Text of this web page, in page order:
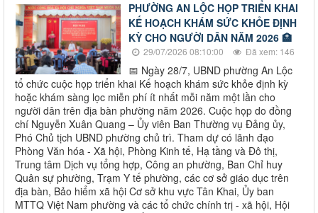
PHƯỜNG AN LỘC HỌP TRIỂN KHAI
KẾ HOẠCH KHÁM SỨC KHỎE ĐỊNH
KỲ CHO NGƯỜI DÂN NĂM 2026 🏥
29/07/2026 08:10:00 Đã xem: 146
📅 Ngày 28/7, UBND phường An Lộc
tổ chức cuộc họp triển khai Kế hoạch khám sức khỏe định kỳ
hoặc khám sàng lọc miễn phí ít nhất mỗi năm một lần cho
người dân trên địa bàn phường năm 2026. Cuộc họp do đồng
chí Nguyễn Xuân Quang – Ủy viên Ban Thường vụ Đảng ủy,
Phó Chủ tịch UBND phường chủ trì. Tham dự có lãnh đạo
Phòng Văn hóa - Xã hội, Phòng Kinh tế, Hạ tầng và Đô thị,
Trung tâm Dịch vụ tổng hợp, Công an phường, Ban Chỉ huy
Quân sự phường, Trạm Y tế phường, các cơ sở giáo dục trên
địa bàn, Bảo hiểm xã hội Cơ sở khu vực Tân Khai, Ủy ban
MTTQ Việt Nam phường và các tổ chức chính trị - xã hội, Hội